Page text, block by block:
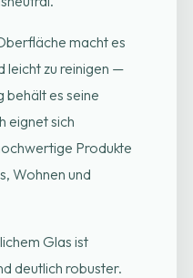
macht es
leicht zu reinigen —
behält es seine
eignet sich
Produkte
Wohnen und
Glas ist
deutlich robuster.